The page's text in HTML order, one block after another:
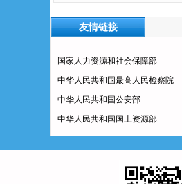
友情链接
国家人力资源和社会保障部
中华人民共和国最高人民检察院
中华人民共和国公安部
中华人民共和国国土资源部